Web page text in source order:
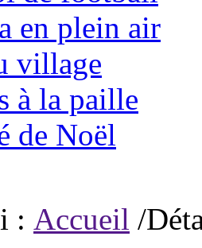
en plein air
village
à la paille
de Noël
: Accueil /